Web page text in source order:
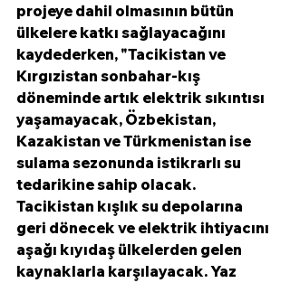
projeye dahil olmasının bütün
ülkelere katkı sağlayacağını
kaydederken, "Tacikistan ve
Kırgızistan sonbahar-kış
döneminde artık elektrik sıkıntısı
yaşamayacak, Özbekistan,
Kazakistan ve Türkmenistan ise
sulama sezonunda istikrarlı su
tedarikine sahip olacak.
Tacikistan kışlık su depolarına
geri dönecek ve elektrik ihtiyacını
aşağı kıyıdaş ülkelerden gelen
kaynaklarla karşılayacak. Yaz